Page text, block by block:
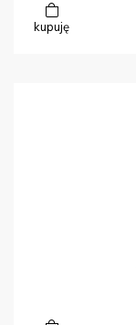
kupuję